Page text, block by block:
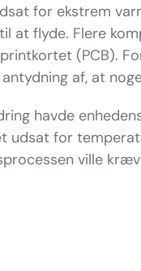
for ekstrem
at flyde. Flere
(PCB).
af, at
havde
udsat for
ville